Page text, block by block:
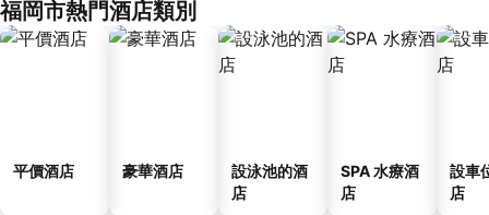
福岡市熱門酒店類別
平價酒店 豪華酒店
設泳池的酒
店
SPA 水療酒
店
設車
店